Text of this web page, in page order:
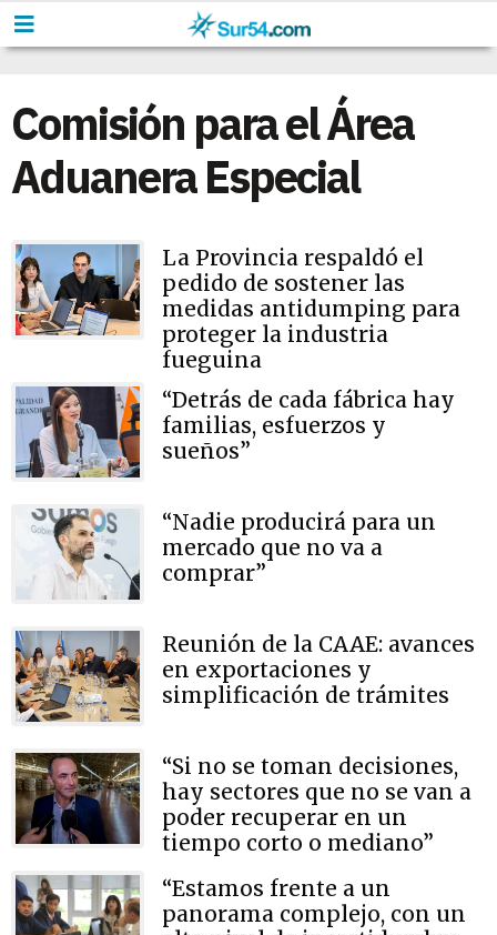
Comisión para el Área
Aduanera Especial
La Provincia respaldó el
pedido de sostener las
medidas antidumping para
proteger la industria
fueguina
“Detrás de cada fábrica hay
familias, esfuerzos y
sueños”
“Nadie producirá para un
mercado que no va a
comprar”
Reunión de la CAAE: avances
en exportaciones y
simplificación de trámites
“Si no se toman decisiones,
hay sectores que no se van a
poder recuperar en un
tiempo corto o mediano”
“Estamos frente a un
panorama complejo, con un